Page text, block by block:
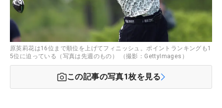
原英莉花は16位まで順位を上げてフィニッシュ。ポイントランキングも1
5位に迫っている（写真は先週のもの） （撮影：GettyImages）
この記事の写真1枚を見る